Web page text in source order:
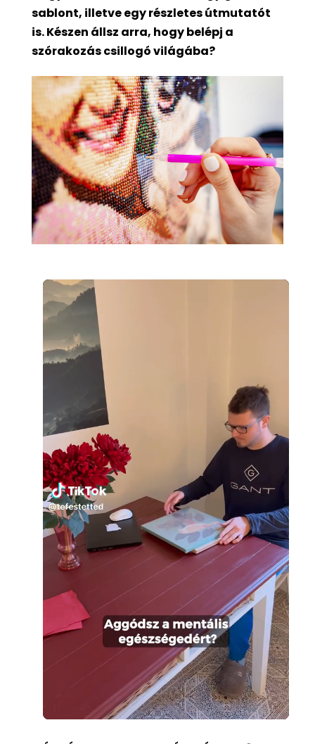
sablont, illetve egy részletes útmutatót
is. Készen állsz arra, hogy belépj a
szórakozás csillogó világába?
Unmute Loaded:
100.00%